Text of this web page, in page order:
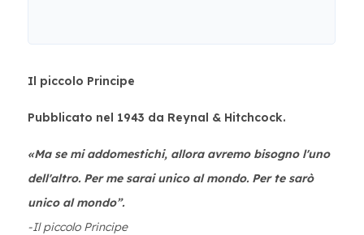
Il piccolo Principe
Pubblicato nel 1943 da Reynal & Hitchcock.
«Ma se mi addomestichi, allora avremo bisogno l'uno
dell'altro. Per me sarai unico al mondo. Per te sarò
unico al mondo”.
-Il piccolo Principe